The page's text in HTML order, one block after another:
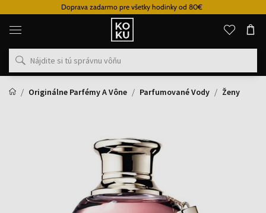
Doprava zadarmo pre všetky hodinky od 80€
Originálne
parfémy
hodinky
na
mieste
Originálne Parfémy A Vône
Parfumované Vody Ženy